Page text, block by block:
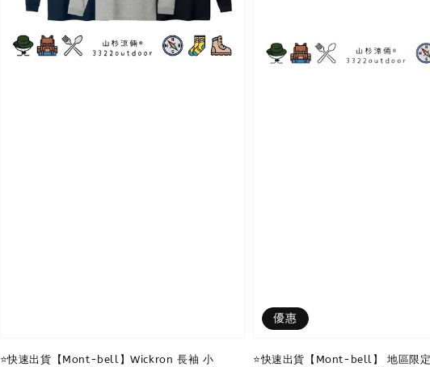
⭐️快速出貨【Mont-bell】Wickron 長袖 小
優惠
⭐️快速出貨【Mont-bell】 地區限